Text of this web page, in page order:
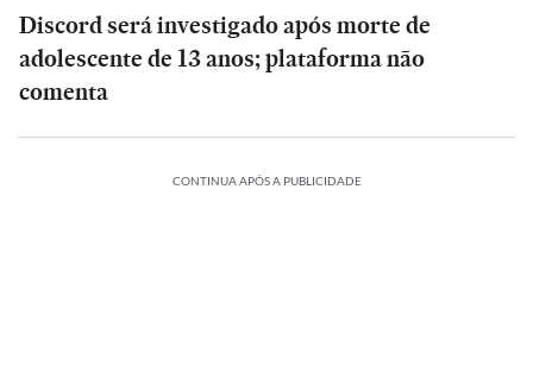
Discord será investigado após morte de
adolescente de 13 anos; plataforma não
comenta
CONTINUA APÓS A PUBLICIDADE